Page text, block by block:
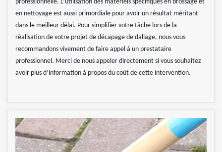
professionnelle. L’utilisation des matériels spécifiques en brossage et
en nettoyage est aussi primordiale pour avoir un résultat méritant
dans le meilleur délai. Pour simplifier votre tâche lors de la
réalisation de votre projet de décapage de dallage, nous vous
recommandons vivement de faire appel à un prestataire
professionnel. Merci de nous appeler directement si vous souhaitez
avoir plus d’information à propos du coût de cette intervention.